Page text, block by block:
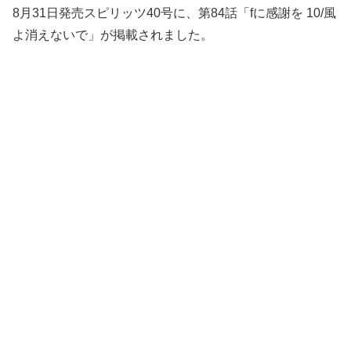
8月31日発売スピリッツ40号に、第84話「fに感謝を 10/風
よ消えないで」が掲載されました。